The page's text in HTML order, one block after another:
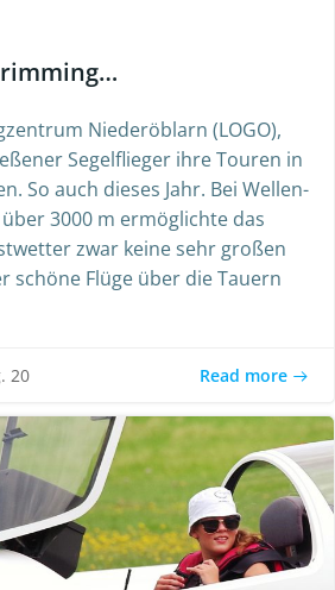
Niederöblarn (LOGO),
Segelflieger ihre Touren in
So auch dieses Jahr. Bei Wellen-
3000 m ermöglichte das
zwar keine sehr großen
schöne Flüge über die Tauern
20 Read more